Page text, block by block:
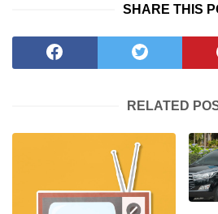
SHARE THIS
RELATED